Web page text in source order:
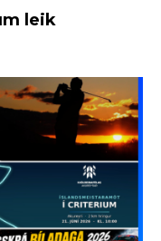
leik